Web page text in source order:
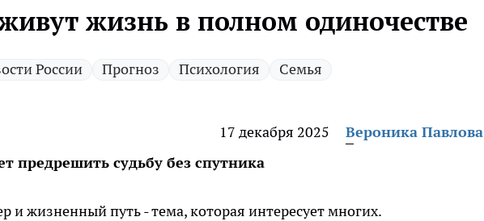
жизнь в полном одиночестве
России Прогноз Психология Семья
17 декабря 2025
Вероника Павлова
предрешить судьбу без спутника
и жизненный путь - тема, которая интересует многих.